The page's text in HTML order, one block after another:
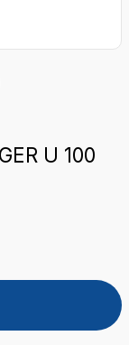
U 100